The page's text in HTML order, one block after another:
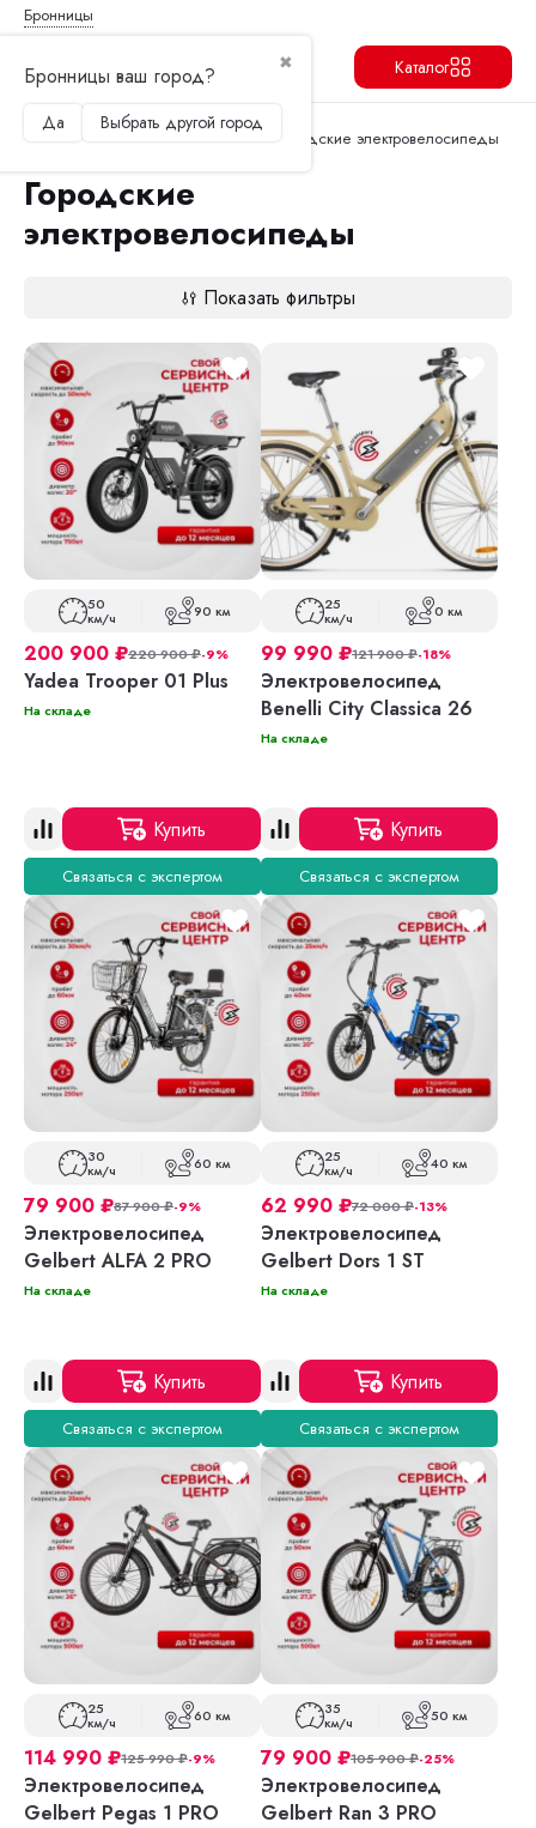
Бронницы
✖
Бронницы ваш город?
Да Выбрать другой город
Каталог
Главная Электровелосипеды Городские электровелосипеды
Городские
электровелосипеды
Показать фильтры
50
км/ч 90 км
200 900 ₽220 900₽-9%
Yadea Trooper 01 Plus
На складе
Купить
Связаться с экспертом
25
км/ч 0 км
99 990 ₽121 900₽-18%
Электровелосипед
Benelli City Classica 26
На складе
Купить
Связаться с экспертом
30
км/ч 60 км
79 900 ₽87 900₽-9%
Электровелосипед
Gelbert ALFA 2 PRO
На складе
Купить
Связаться с экспертом
25
км/ч 40 км
62 990 ₽72 000₽-13%
Электровелосипед
Gelbert Dors 1 ST
На складе
Купить
Связаться с экспертом
25
км/ч 60 км
114 990 ₽125 990₽-9%
Электровелосипед
Gelbert Pegas 1 PRO
35
км/ч 50 км
79 900 ₽105 900₽-25%
Электровелосипед
Gelbert Ran 3 PRO
Продолжить Перейти в корзину